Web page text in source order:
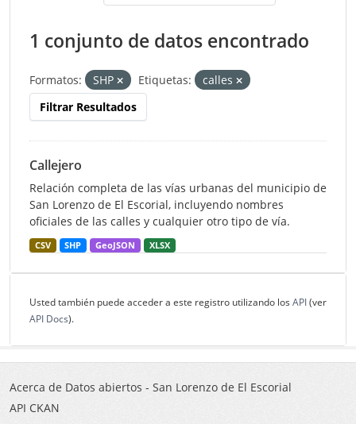
1 conjunto de datos encontrado
Formatos: SHP Etiquetas:
calles
Filtrar Resultados
Callejero
Relación completa de las vías urbanas del municipio de
San Lorenzo de El Escorial, incluyendo nombres
oficiales de las calles y cualquier otro tipo de vía.
CSV SHP GeoJSON XLSX
Usted también puede acceder a este registro utilizando los API(ver
API Docs).
Acerca de Datos abiertos - San Lorenzo de El Escorial
API CKAN